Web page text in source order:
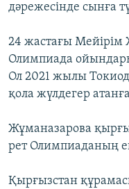
дәрежесінде сынға
24 жастағы
Олимпиада
Ол 2021 жылы
қола жүлдегер
Жұманазарова
рет Олимпиаданың
Қырғызстан